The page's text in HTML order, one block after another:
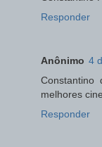
Responder
Anônimo 4
melhores
Responder